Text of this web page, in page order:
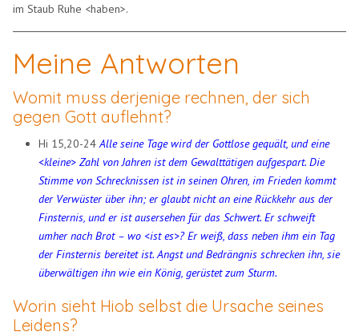
im Staub Ruhe <haben>.
Meine Antworten
Womit muss derjenige rechnen, der sich
gegen Gott auflehnt?
Hi 15,20-24Alle seine Tage wird der Gottlose gequält, und eine
<kleine> Zahl von Jahren ist dem Gewalttätigen aufgespart. Die
Stimme von Schrecknissen ist in seinen Ohren, im Frieden kommt
der Verwüster über ihn; er glaubt nicht an eine Rückkehr aus der
Finsternis, und er ist ausersehen für das Schwert. Er schweift
umher nach Brot – wo <ist es>? Er weiß, dass neben ihm ein Tag
der Finsternis bereitet ist. Angst und Bedrängnis schrecken ihn, sie
überwältigen ihn wie ein König, gerüstet zum Sturm.
Worin sieht Hiob selbst die Ursache seines
Leidens?